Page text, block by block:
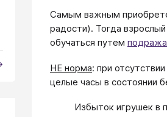
Самым важным
радости). Тогда
обучаться путем
НЕ норма: при
целые часы в состоянии
Избыток игрушек в